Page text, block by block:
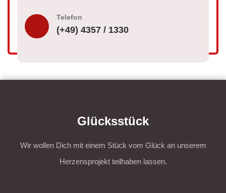
Telefon
(+49) 4357 / 1330
Glücksstück
Wir wollen Dich mit einem Stück vom Glück an unserem
Herzensprojekt teilhaben lassen.